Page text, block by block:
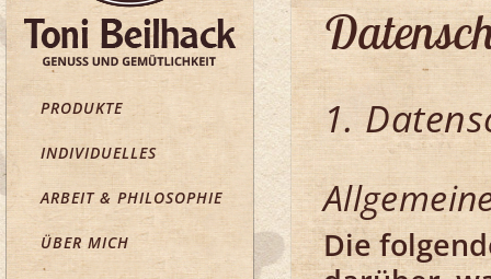
PRODUKTE
INDIVIDUELLES
ARBEIT & PHILOSOPHIE
ÜBER MICH
1.
Die